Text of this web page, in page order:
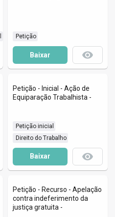
Petição
Baixar remove_red_eye
Petição - Inicial - Ação de
Equiparação Trabalhista -
Petição inicial
Direito do Trabalho
Baixar remove_red_eye
Petição - Recurso - Apelação
contra indeferimento da
justiça gratuita -